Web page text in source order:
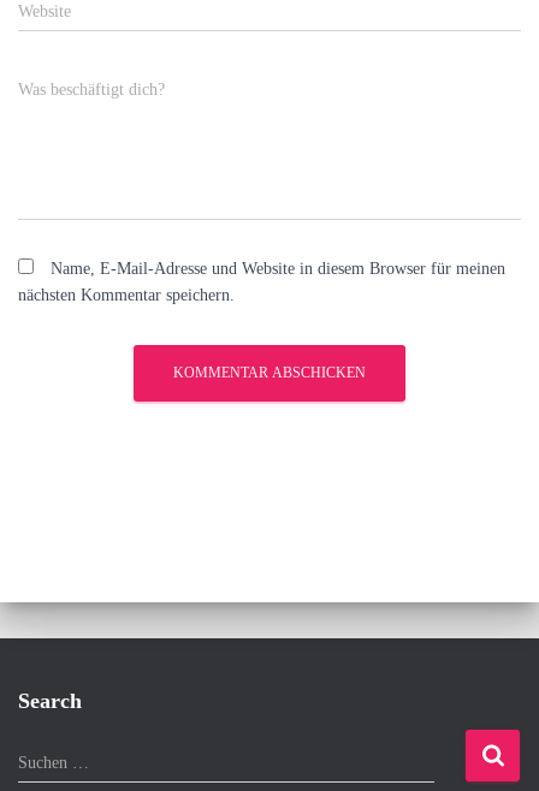
Website
Was beschäftigt dich?
Name, E-Mail-Adresse und Website in diesem Browser für meinen
nächsten Kommentar speichern.
Search
S
u
Suchen …